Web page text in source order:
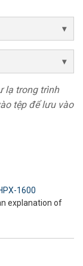
lạ trong trình
tệp để lưu vào
1600
explanation of